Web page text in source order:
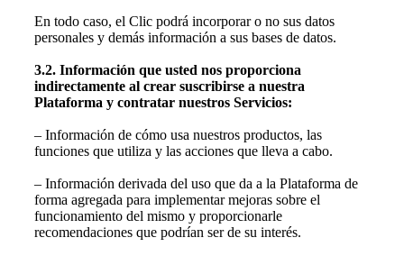
En todo caso, el Clic podrá incorporar o no sus datos
personales y demás información a sus bases de datos.
3.2. Información que usted nos proporciona
indirectamente al crear suscribirse a nuestra
Plataforma y contratar nuestros Servicios:
– Información de cómo usa nuestros productos, las
funciones que utiliza y las acciones que lleva a cabo.
– Información derivada del uso que da a la Plataforma de
forma agregada para implementar mejoras sobre el
funcionamiento del mismo y proporcionarle
recomendaciones que podrían ser de su interés.